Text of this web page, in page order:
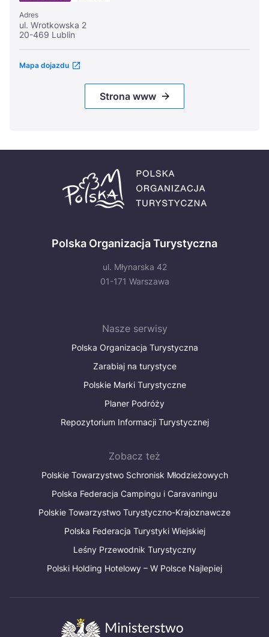
Adres
ul. Wrotkowska 2
20-469 Lublin
Mapa dojazdu
Strona www
Polska Organizacja Turystyczna
ul. Młynarska 42
01-171 Warszawa
Nasze serwisy
Polska Organizacja Turystyczna
Zarabiaj na turystyce
Polskie Marki Turystyczne
Planer Podróży
Repozytorium Informacji Turystycznej
Zobacz też
Polskie Towarzystwo Schronisk Młodzieżowych
Polska Federacja Campingu i Caravaningu
Polskie Towarzystwo Turystyczno-Krajoznawcze
Polska Federacja Turystyki Wiejskiej
Leśny Przewodnik Turystyczny
Polski Holding Hotelowy – W Polsce Najlepiej